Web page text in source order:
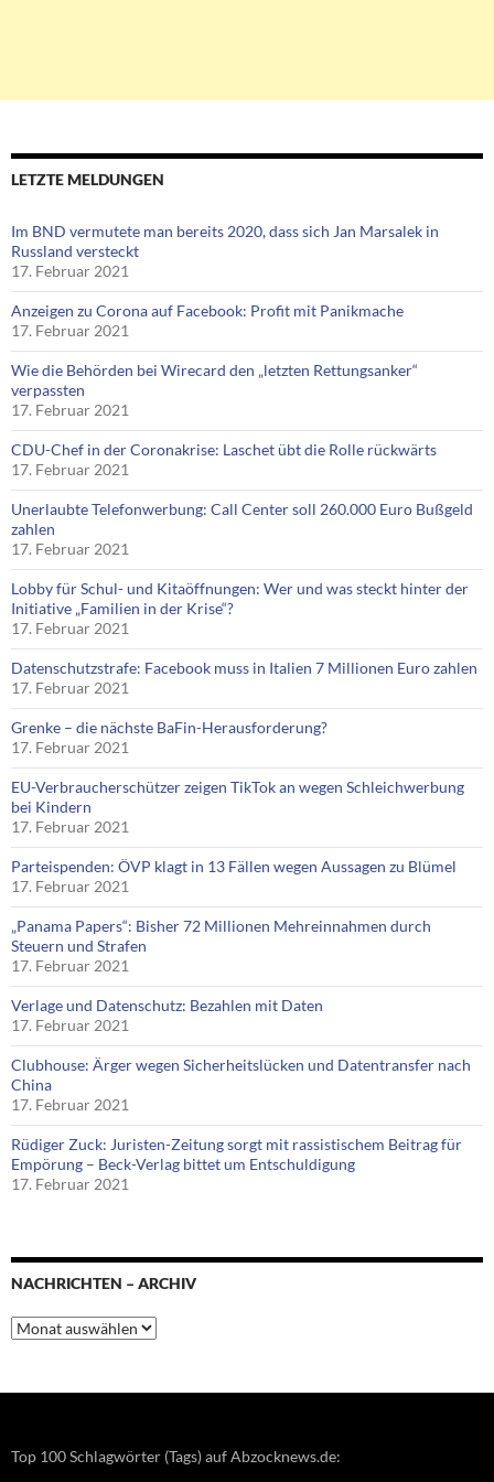
LETZTE MELDUNGEN
Im BND vermutete man bereits 2020, dass sich Jan Marsalek in
Russland versteckt
17. Februar 2021
Anzeigen zu Corona auf Facebook: Profit mit Panikmache
17. Februar 2021
Wie die Behörden bei Wirecard den „letzten Rettungsanker“
verpassten
17. Februar 2021
CDU-Chef in der Coronakrise: Laschet übt die Rolle rückwärts
17. Februar 2021
Unerlaubte Telefonwerbung: Call Center soll 260.000 Euro Bußgeld
zahlen
17. Februar 2021
Lobby für Schul- und Kitaöffnungen: Wer und was steckt hinter der
Initiative „Familien in der Krise“?
17. Februar 2021
Datenschutzstrafe: Facebook muss in Italien 7 Millionen Euro zahlen
17. Februar 2021
Grenke – die nächste BaFin-Herausforderung?
17. Februar 2021
EU-Verbraucherschützer zeigen TikTok an wegen Schleichwerbung
bei Kindern
17. Februar 2021
Parteispenden: ÖVP klagt in 13 Fällen wegen Aussagen zu Blümel
17. Februar 2021
„Panama Papers“: Bisher 72 Millionen Mehreinnahmen durch
Steuern und Strafen
17. Februar 2021
Verlage und Datenschutz: Bezahlen mit Daten
17. Februar 2021
Clubhouse: Ärger wegen Sicherheitslücken und Datentransfer nach
China
17. Februar 2021
Rüdiger Zuck: Juristen-Zeitung sorgt mit rassistischem Beitrag für
Empörung – Beck-Verlag bittet um Entschuldigung
17. Februar 2021
NACHRICHTEN – ARCHIV
Nachrichten
–
Top 100 Schlagwörter (Tags) auf Abzocknews.de: